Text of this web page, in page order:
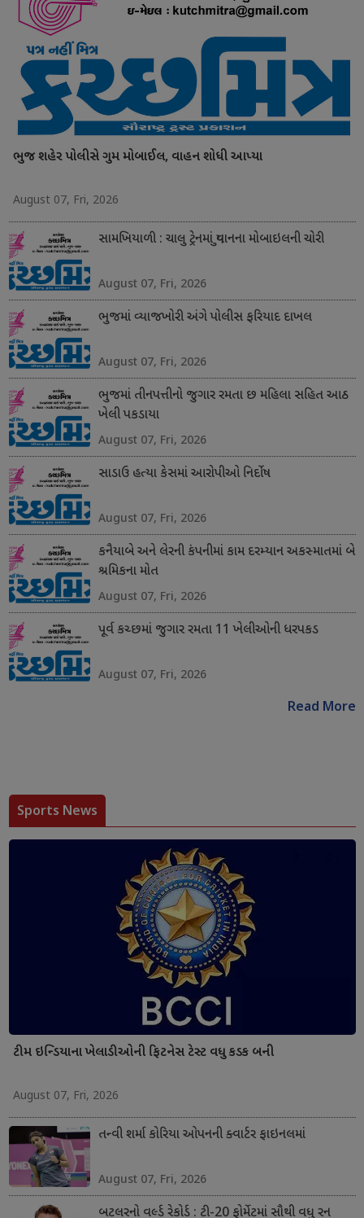
ભુજ શહેર પોલીસે ગુમ મોબાઈલ, વાહન શોધી આપ્યા
August 07, Fri, 2026
સામખિયાળી : ચાલુ ટ્રેનમાં યુવાનના મોબાઇલની ચોરી
August 07, Fri, 2026
ભુજમાં વ્યાજખોરી અંગે પોલીસ ફરિયાદ દાખલ
August 07, Fri, 2026
ભુજમાં તીનપત્તીનો જુગાર રમતા છ મહિલા સહિત આઠ
ખેલી પકડાયા
August 07, Fri, 2026
સાડાઉ હત્યા કેસમાં આરોપીઓ નિર્દોષ
August 07, Fri, 2026
કનૈયાબે અને લેરની કંપનીમાં કામ દરમ્યાન અકસ્માતમાં બે
શ્રમિકના મોત
August 07, Fri, 2026
પૂર્વ કચ્છમાં જુગાર રમતા 11 ખેલીઓની ધરપકડ
August 07, Fri, 2026
Read More
Sports News
ટીમ ઇન્ડિયાના ખેલાડીઓની ફિટનેસ ટેસ્ટ વધુ કડક બની
August 07, Fri, 2026
તન્વી શર્મા કોરિયા ઓપનની ક્વાર્ટર ફાઇનલમાં
August 07, Fri, 2026
બટલરનો વર્લ્ડ રેકોર્ડ : ટી-20 ફોર્મેટમાં સૌથી વધુ રન